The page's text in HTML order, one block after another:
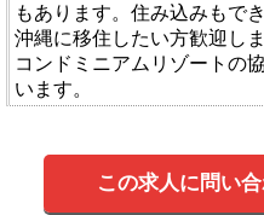
もあります。住み込みもで
沖縄に移住したい方歓迎しま
コンドミニアムリゾートの
います。
この求人に問い